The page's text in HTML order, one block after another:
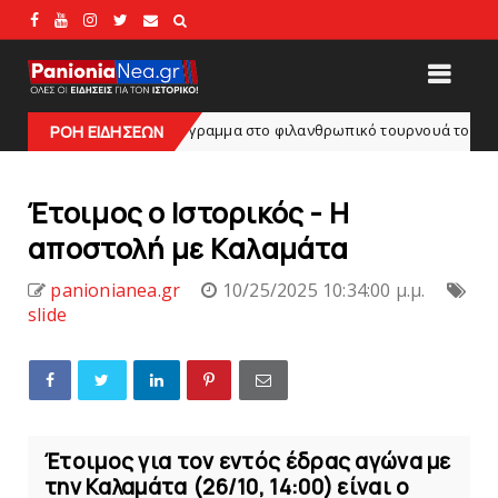
ΡΟΗ ΕΙΔΗΣΕΩΝ
Tο πρόγραμμα στο φιλανθρωπικό τουρνουά του Bόλου
Έτοιμος ο Ιστορικός - Η
αποστολή με Kαλαμάτα
panionianea.gr
10/25/2025 10:34:00 μ.μ.
slide
Έτοιμος για τον εντός έδρας αγώνα με
την Καλαμάτα (26/10, 14:00) είναι ο